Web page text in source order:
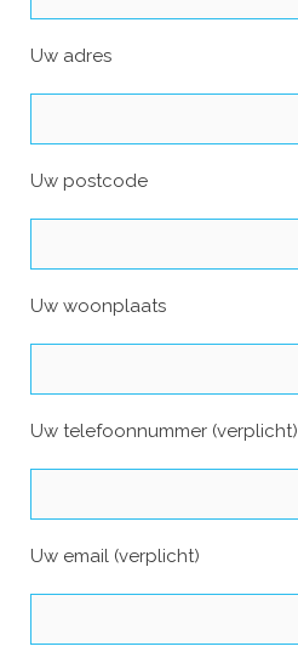
Uw adres
Uw postcode
Uw woonplaats
Uw telefoonnummer (verplicht)
Uw email (verplicht)